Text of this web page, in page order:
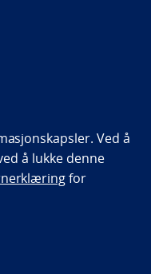
statement
Ved å
å lukke denne
for